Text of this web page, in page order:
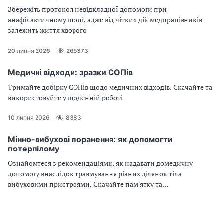
Збережіть протокол невідкладної допомоги при
анафілактичному шоці, адже від чітких дій медпрацівників
залежить життя хворого
20 липня 2026 265373
Медичні відходи: зразки СОПів
Тримайте добірку СОПів щодо медичних відходів. Скачайте та
використовуйте у щоденній роботі
10 липня 2026 8383
Мінно-вибухові поранення: як допомогти
потерпілому
Ознайомтеся з рекомендаціями, як надавати домедичну
допомогу внаслідок травмування різних ділянок тіла
вибуховими пристроями. Скачайте пам'ятку та